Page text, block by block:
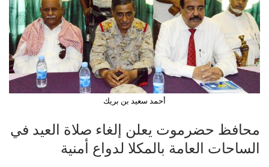
أحمد سعيد بن بريك
محافظ حضرموت يعلن إلغاء صلاة العيد في
الساحات العامة بالمكلا لدواع أمنية